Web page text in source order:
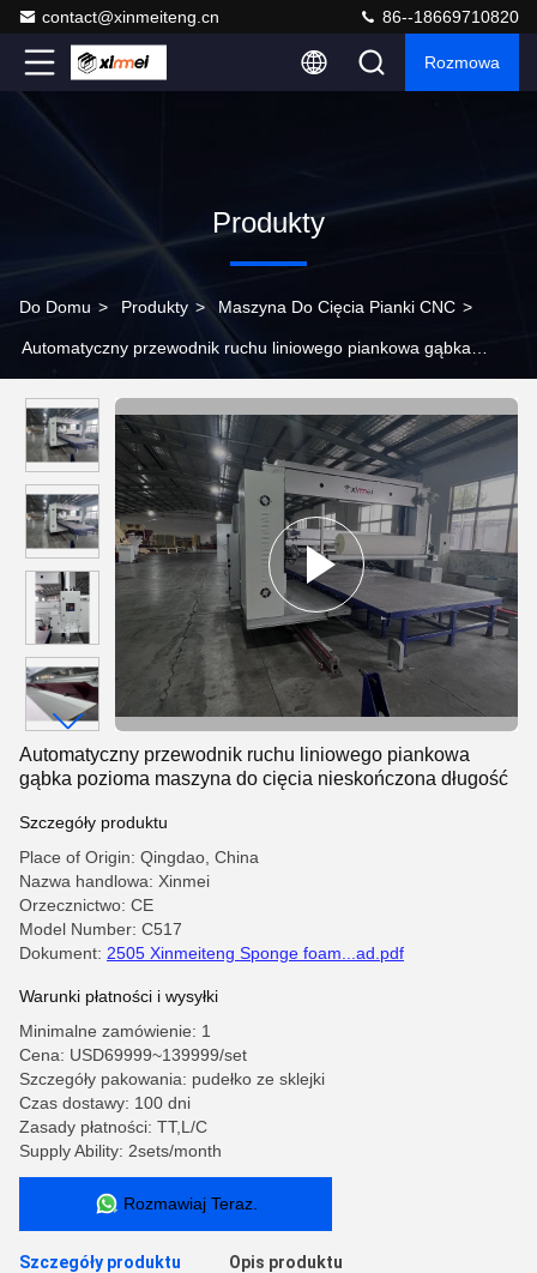
contact@xinmeiteng.cn 86--18669710820
Rozmowa
Produkty
Do Domu > Produkty > Maszyna Do Cięcia Pianki CNC >
Automatyczny przewodnik ruchu liniowego piankowa gąbka
Automatyczny przewodnik ruchu liniowego piankowa
gąbka pozioma maszyna do cięcia nieskończona długość
Szczegóły produktu
Place of Origin: Qingdao, China
Nazwa handlowa: Xinmei
Orzecznictwo: CE
Model Number: C517
Dokument: 2505 Xinmeiteng Sponge foam...ad.pdf
Warunki płatności i wysyłki
Minimalne zamówienie: 1
Cena: USD69999~139999/set
Szczegóły pakowania: pudełko ze sklejki
Czas dostawy: 100 dni
Zasady płatności: TT,L/C
Supply Ability: 2sets/month
Rozmawiaj Teraz.
Szczegóły produktu Opis produktu